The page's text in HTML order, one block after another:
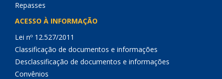
Repasses
ACESSO À INFORMAÇÃO
Lei nº 12.527/2011
Classificação de documentos e informações
Desclassificação de documentos e informações
Convênios